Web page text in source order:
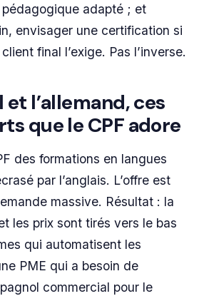
adapté ; et
envisager une certification si
final l’exige. Pas l’inverse.
et l’allemand, ces
que le CPF adore
des formations en langues
par l’anglais. L’offre est
massive. Résultat : la
les prix sont tirés vers le bas
qui automatisent les
PME qui a besoin de
commercial pour le